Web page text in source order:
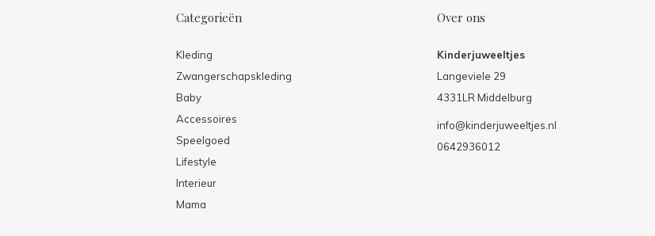
Categorieën
Kleding
Zwangerschapskleding
Baby
Accessoires
Speelgoed
Lifestyle
Interieur
Mama
Over ons
Kinderjuweeltjes
Langeviele 29
4331LR Middelburg
info@kinderjuweeltjes.nl
0642936012